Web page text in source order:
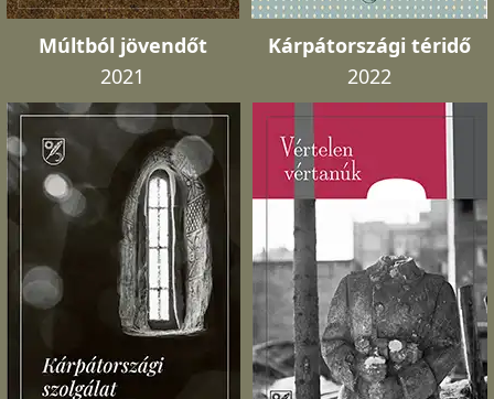
Múltból jövendőt
2021
Kárpátországi téridő
2022